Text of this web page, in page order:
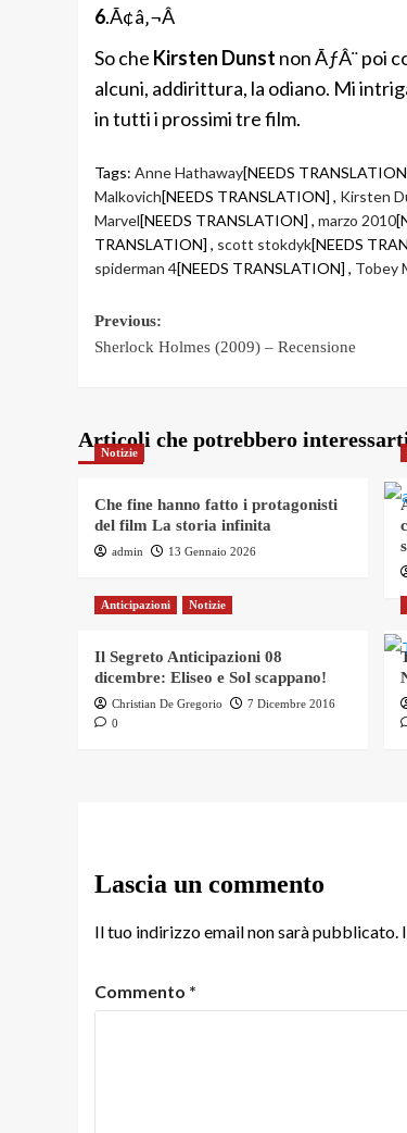
6.Ã¢â‚¬Â
So che Kirsten Dunst non ÃƒÂ¨ poi
alcuni, addirittura, la odiano. Mi
in tutti i prossimi tre film.
Tags: Anne Hathaway[NEEDS
Malkovich[NEEDS TRANSLATION] , Kirsten
Marvel[NEEDS TRANSLATION] , marzo 2010
TRANSLATION] , scott stokdyk[NEEDS
spiderman 4[NEEDS TRANSLATION] , Tobey
Post
Previous:
Sherlock Holmes (2009) – Recensione
Articoli che potrebbero
Notizie
Che fine hanno fatto i protagonisti
del film La storia infinita
admin 13 Gennaio 2026
Anticipazioni Notizie
Il Segreto Anticipazioni 08
dicembre: Eliseo e Sol scappano!
Christian De Gregorio
7 Dicembre 2016
0
Lascia un commento
Il tuo indirizzo email non sarà pubblicato.
Commento *